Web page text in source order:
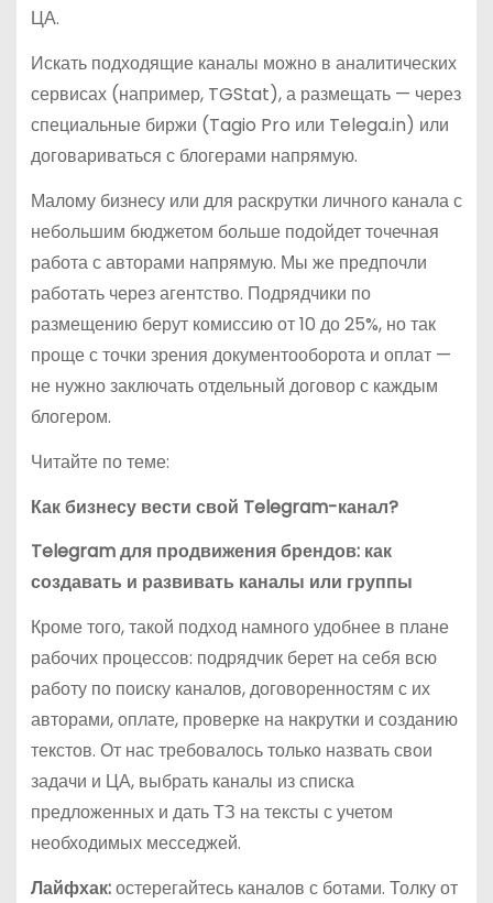
ЦА.
Искать подходящие каналы можно в аналитических
сервисах (например, TGStat), а размещать — через
специальные биржи (Tagio Pro или Telega.in) или
договариваться с блогерами напрямую.
Малому бизнесу или для раскрутки личного канала с
небольшим бюджетом больше подойдет точечная
работа с авторами напрямую. Мы же предпочли
работать через агентство. Подрядчики по
размещению берут комиссию от 10 до 25%, но так
проще с точки зрения документооборота и оплат —
не нужно заключать отдельный договор с каждым
блогером.
Читайте по теме:
Как бизнесу вести свой Telegram-канал?
Telegram для продвижения брендов: как
создавать и развивать каналы или группы
Кроме того, такой подход намного удобнее в плане
рабочих процессов: подрядчик берет на себя всю
работу по поиску каналов, договоренностям с их
авторами, оплате, проверке на накрутки и созданию
текстов. От нас требовалось только назвать свои
задачи и ЦА, выбрать каналы из списка
предложенных и дать ТЗ на тексты с учетом
необходимых месседжей.
Лайфхак:остерегайтесь каналов с ботами. Толку от